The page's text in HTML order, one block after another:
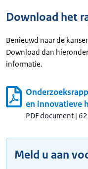
Download het
Benieuwd naar de
Download dan
informatie.
en innovatieve
PDF document |
Meld u aan